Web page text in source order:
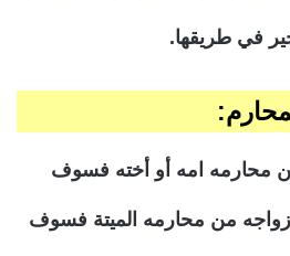
في طريقها.
محارمه امه أو أخته فسوف
من محارمه الميتة فسوف